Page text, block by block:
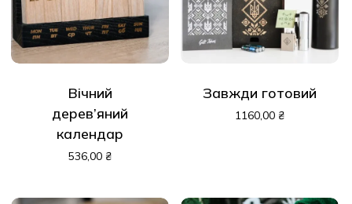
Вічний
дерев’яний
календар
536,00 ₴
Завжди готовий
1160,00 ₴